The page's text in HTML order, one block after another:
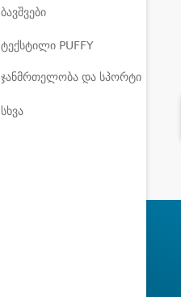
ბავშვები
ტექსტილი PUFFY
ჯანმრთელობა და სპორტი
სხვა